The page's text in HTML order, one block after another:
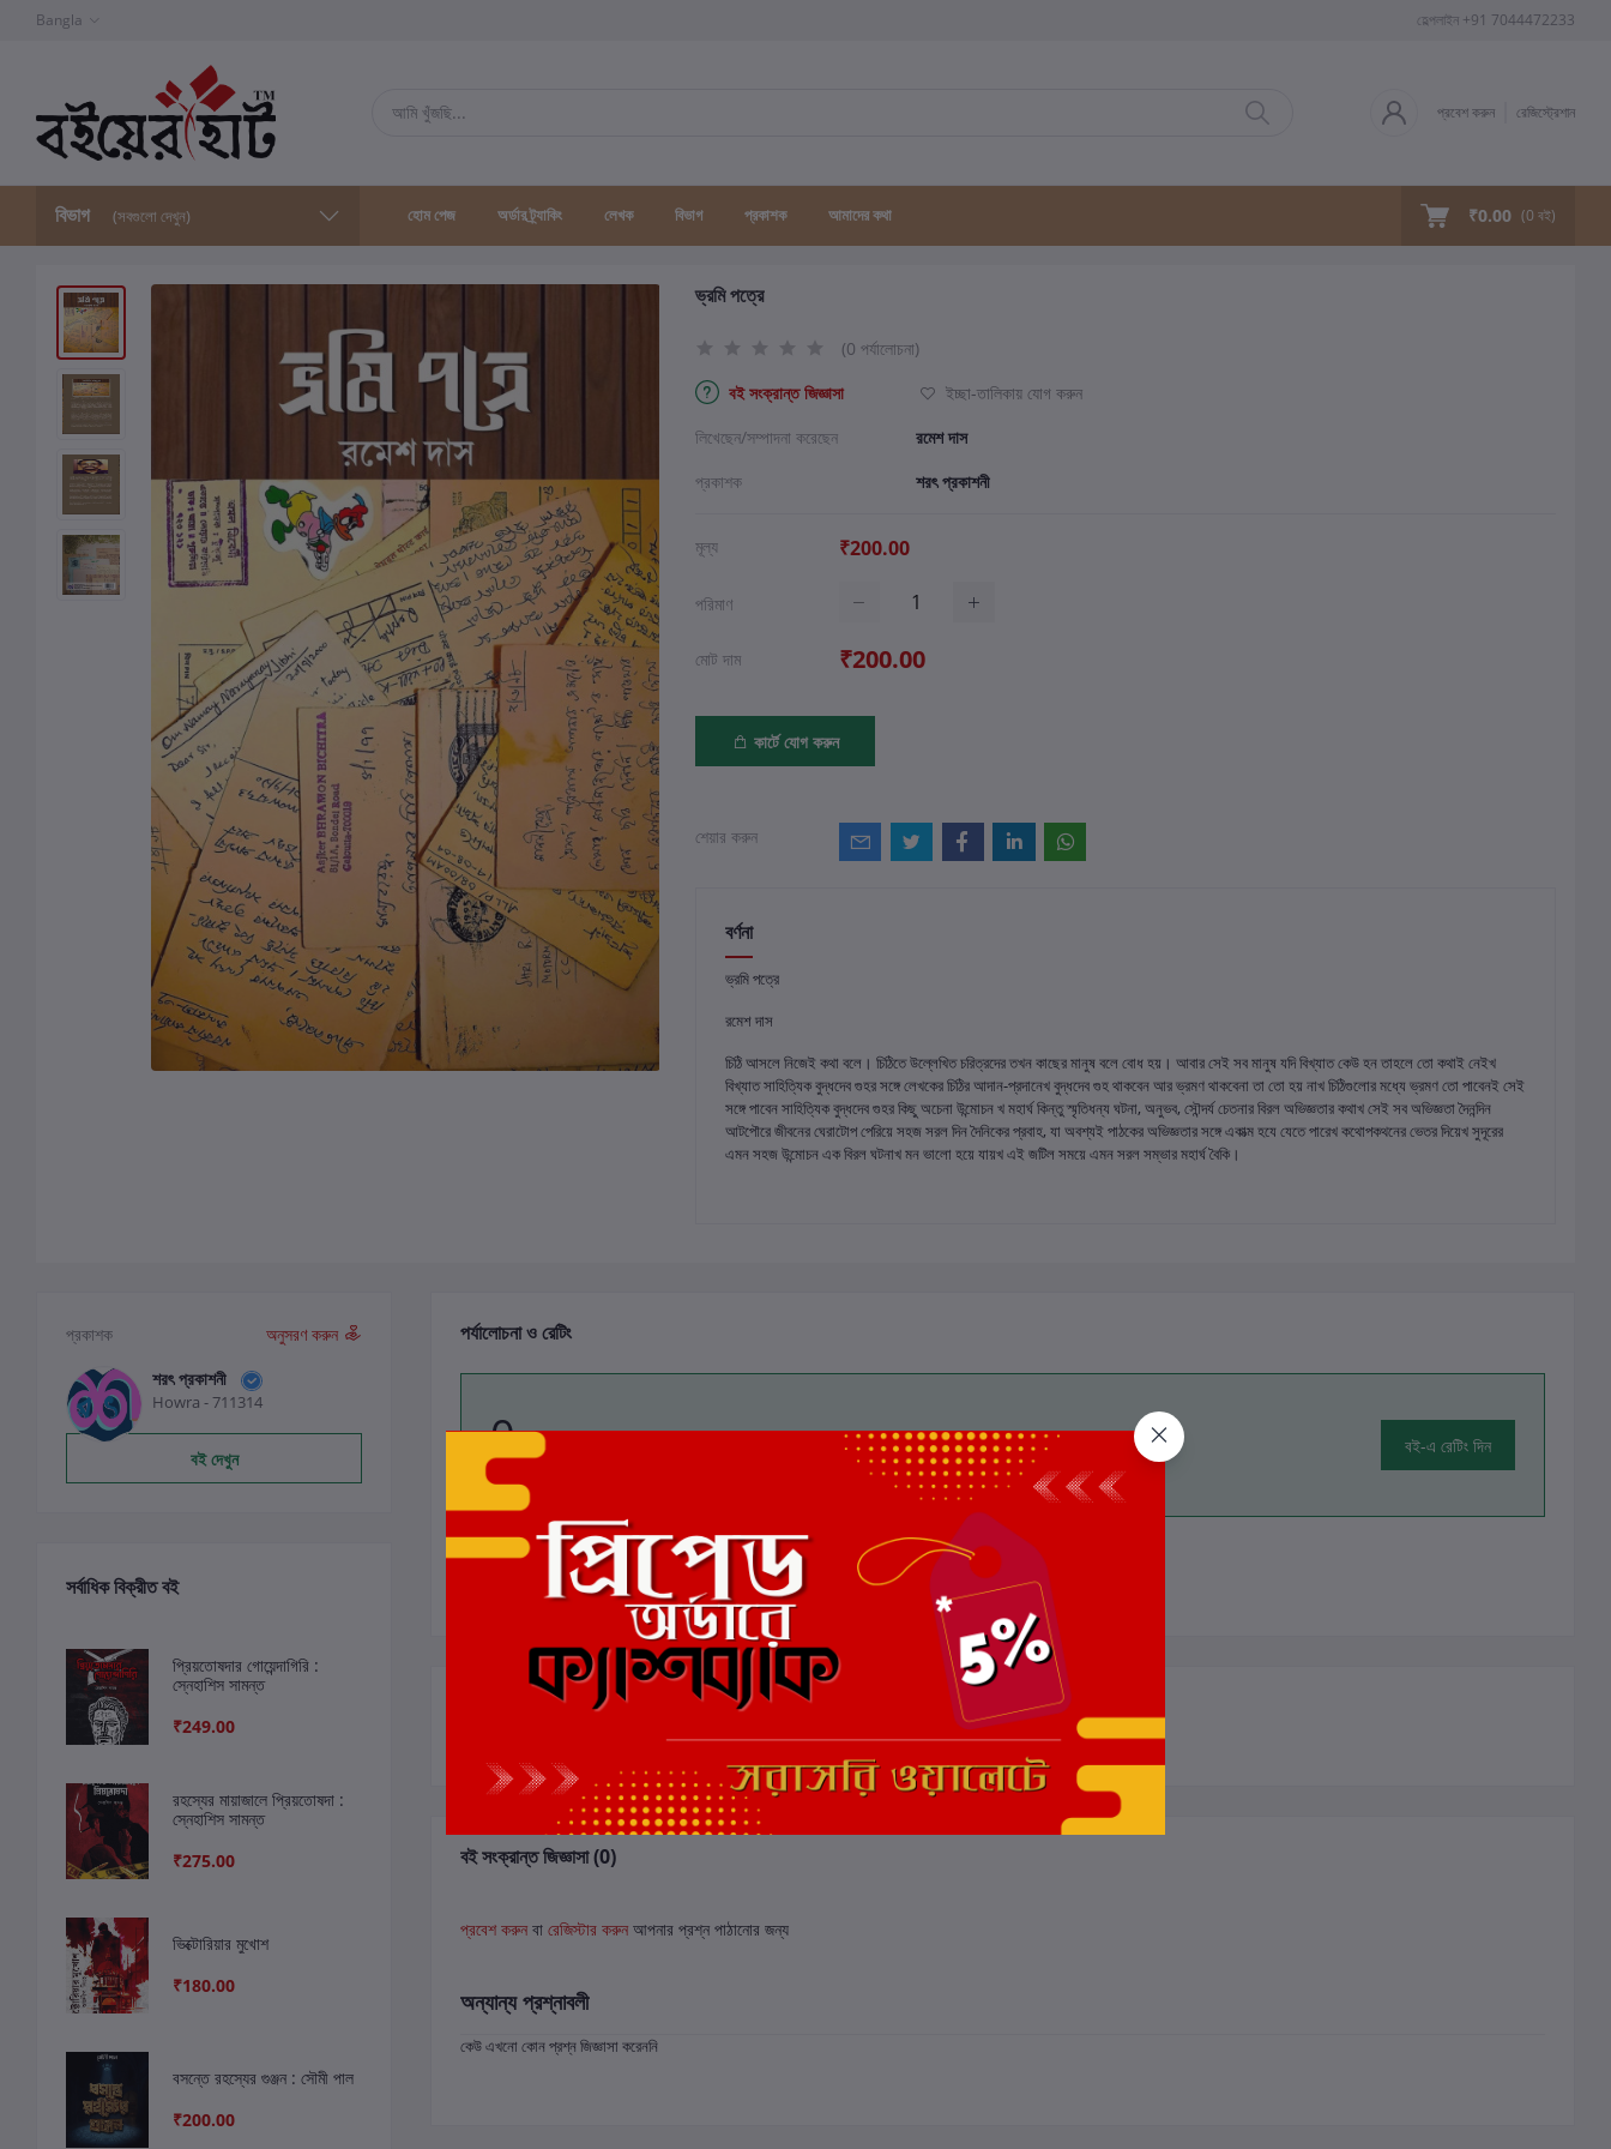
Bangla হেল্পলাইন +91 7044472233
প্রবেশ করুন রেজিস্ট্রেশান
বিভাগ (সবগুলো দেখুন) হোম পেজ অর্ডার ট্র্যাকিং লেখক বিভাগ প্রকাশক আমাদের কথা ₹0.00 (0 বই)
ভ্রমি পত্রে
(0 পর্যালোচনা)
বই সংক্রান্ত জিজ্ঞাসা
ইচ্ছা-তালিকায় যোগ করুন
লিখেছেন/সম্পাদনা করেছেন
রমেশ দাস
প্রকাশক
শরৎ প্রকাশনী
মূল্য ₹200.00
পরিমাণ
মোট দাম ₹200.00
কার্টে যোগ করুন
শেয়ার করুন
বর্ণনা
ভ্রমি পত্রে
রমেশ দাস
চিঠি আসলে নিজেই কথা বলে। চিঠিতে উল্লেখিত চরিত্রদের তখন কাছের মানুষ বলে বোধ হয়। আবার সেই সব মানুষ যদি বিখ্যাত কেউ হন তাহলে তো কথাই নেইখ
বিখ্যাত সাহিত্যিক বুদ্ধদেব গুহর সঙ্গে লেখকের চিঠির আদান-প্রদানেখ বুদ্ধদেব গুহ থাকবেন আর ভ্রমণ থাকবেনা তা তো হয় নাখ চিঠিগুলোর মধ্যে ভ্রমণ তো পাবেনই সেই
সঙ্গে পাবেন সাহিত্যিক বুদ্ধদেব গুহর কিছু অচেনা উন্মোচন খ মহার্ঘ কিন্তু স্মৃতিধন্য ঘটনা, অনুভব, সৌন্দর্য চেতনার বিরল অভিজ্ঞতার কথাখ সেই সব অভিজ্ঞতা দৈনন্দিন
আটপৌরে জীবনের ঘেরাটোপ পেরিয়ে সহজ সরল দিন দৈনিকের প্রবাহ, যা অবশ্যই পাঠকের অভিজ্ঞতার সঙ্গে একাত্ম হযে যেতে পারেখ কথোপকথনের ভেতর দিয়েখ সুদূরের
এমন সহজ উন্মোচন এক বিরল ঘটনাখ মন ভালো হয়ে যায়খ এই জটিল সময়ে এমন সরল সম্ভার মহার্ঘ বৈকি।
প্রকাশক
অনুসরণ করুন
শরৎ প্রকাশনী
Howra - 711314
বই দেখুন
সর্বাধিক বিক্রীত বই
প্রিয়তোষদার গোয়েন্দাগিরি :
স্নেহাশিস সামন্ত
₹249.00
রহস্যের মায়াজালে প্রিয়তোষদা :
স্নেহাশিস সামন্ত
₹275.00
ভিক্টোরিয়ার মুখোশ
₹180.00
বসন্তে রহস্যের গুঞ্জন : সৌমী পাল
₹200.00
পর্যালোচনা ও রেটিং
0 মোট 5.0 -এ (0 পর্যালোচনা) বই-এ রেটিং দিন
এই বইয়ের জন্য এখনও কোন পর্যালোচনা নেই
বই সংক্রান্ত জিজ্ঞাসা (0)
প্রবেশ করুন বা রেজিস্টার করুন আপনার প্রশ্ন পাঠানোর জন্য
অন্যান্য প্রশ্নাবলী
কেউ এখনো কোন প্রশ্ন জিজ্ঞাসা করেননি